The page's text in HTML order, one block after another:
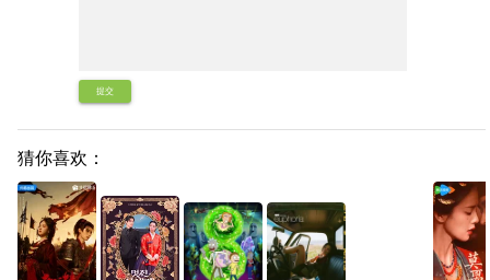
提交
猜你喜欢：